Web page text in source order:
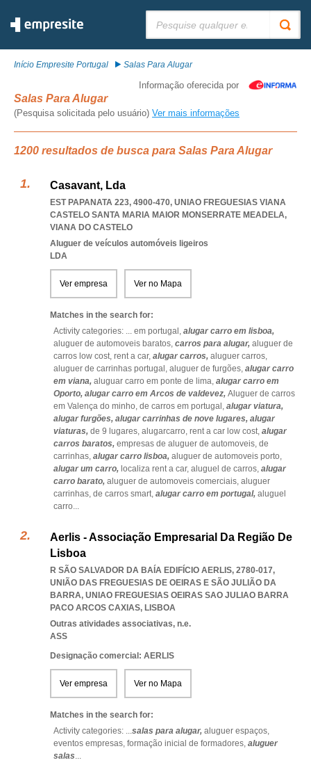
Início Empresite Portugal Salas Para Alugar
Informação oferecida por
Salas Para Alugar
(Pesquisa solicitada pelo usuário) Ver mais informações
1200 resultados de busca para Salas Para Alugar
Casavant, Lda
EST PAPANATA 223, 4900-470, UNIAO FREGUESIAS VIANA
CASTELO SANTA MARIA MAIOR MONSERRATE MEADELA,
VIANA DO CASTELO
Aluguer de veículos automóveis ligeiros
LDA
Ver empresa Ver no Mapa
Matches in the search for:
Activity categories: ... em portugal, alugar carro em lisboa,
aluguer de automoveis baratos, carros para alugar, aluguer de
carros low cost, rent a car, alugar carros, aluguer carros,
aluguer de carrinhas portugal, aluguer de furgões, alugar carro
em viana, aluguar carro em ponte de lima, alugar carro em
Oporto, alugar carro em Arcos de valdevez, Aluguer de carros
em Valença do minho, de carros em portugal, alugar viatura,
alugar furgões, alugar carrinhas de nove lugares, alugar
viaturas, de 9 lugares, alugarcarro, rent a car low cost, alugar
carros baratos, empresas de aluguer de automoveis, de
carrinhas, alugar carro lisboa, aluguer de automoveis porto,
alugar um carro, localiza rent a car, aluguel de carros, alugar
carro barato, aluguer de automoveis comerciais, aluguer
carrinhas, de carros smart, alugar carro em portugal, aluguel
carro...
Aerlis - Associação Empresarial Da Região De
Lisboa
R SÃO SALVADOR DA BAÍA EDIFÍCIO AERLIS, 2780-017,
UNIÃO DAS FREGUESIAS DE OEIRAS E SÃO JULIÃO DA
BARRA, UNIAO FREGUESIAS OEIRAS SAO JULIAO BARRA
PACO ARCOS CAXIAS, LISBOA
Outras atividades associativas, n.e.
ASS
Designação comercial: AERLIS
Ver empresa Ver no Mapa
Matches in the search for:
Activity categories: ...salas para alugar, aluguer espaços,
eventos empresas, formação inicial de formadores, aluguer
salas...